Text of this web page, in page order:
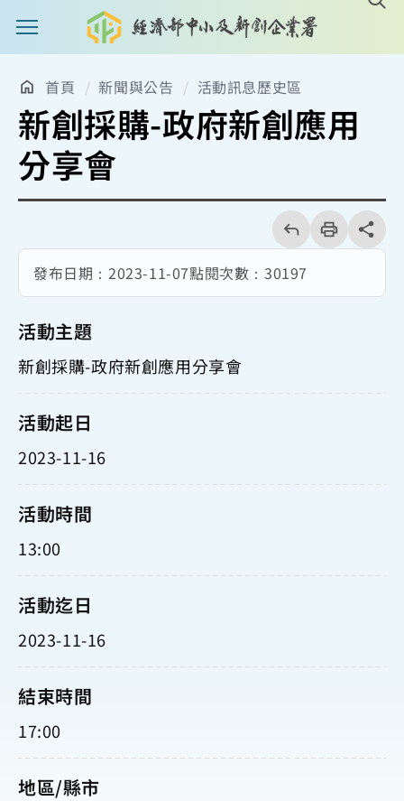
主選單案扭
首頁 新聞與公告 活動訊息歷史區
新創採購-政府新創應用
分享會
回
上
一
頁
列
印
share分享
發布日期： 2023-11-07點閱次數： 30197
活動主題
新創採購-政府新創應用分享會
活動起日
2023-11-16
活動時間
13:00
活動迄日
2023-11-16
結束時間
17:00
地區/縣市